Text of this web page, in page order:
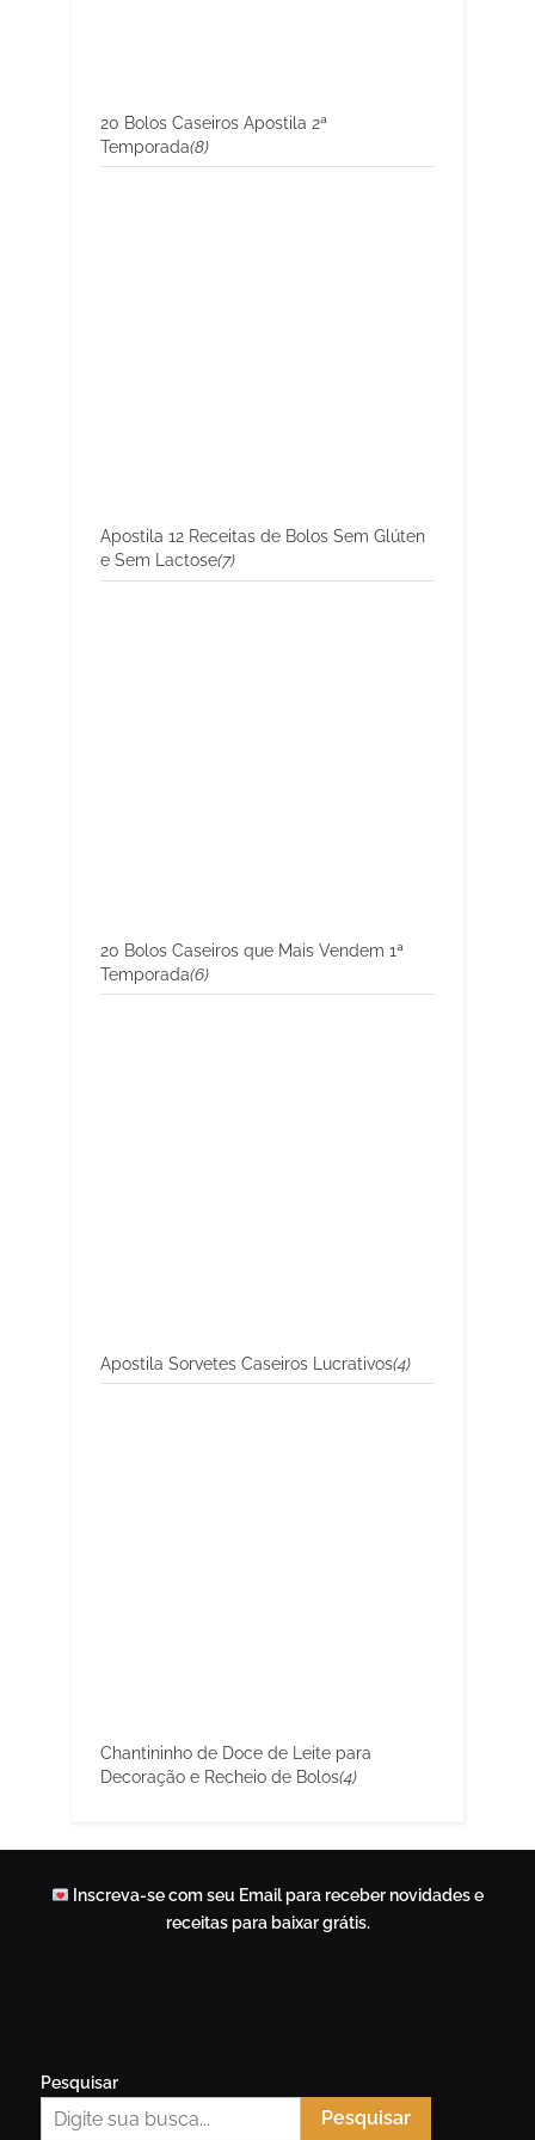
20 Bolos Caseiros Apostila 2ª
Temporada(8)
Apostila 12 Receitas de Bolos Sem Glúten
e Sem Lactose(7)
20 Bolos Caseiros que Mais Vendem 1ª
Temporada(6)
Apostila Sorvetes Caseiros Lucrativos(4)
Chantininho de Doce de Leite para
Decoração e Recheio de Bolos(4)
Inscreva-se com seu Email para receber novidades e
receitas para baixar grátis.
Pesquisar
Pesquisar